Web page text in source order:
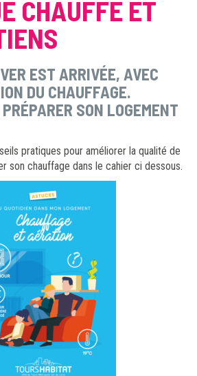
CHAUFFE ET
EST ARRIVÉE, AVEC
DU CHAUFFAGE.
SON LOGEMENT
pratiques pour améliorer la qualité de
son chauffage dans le cahier ci dessous.